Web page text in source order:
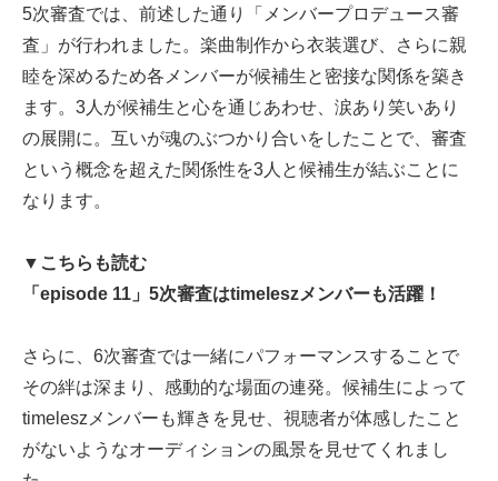
5次審査では、前述した通り「メンバープロデュース審
査」が行われました。楽曲制作から衣装選び、さらに親
睦を深めるため各メンバーが候補生と密接な関係を築き
ます。3人が候補生と心を通じあわせ、涙あり笑いあり
の展開に。互いが魂のぶつかり合いをしたことで、審査
という概念を超えた関係性を3人と候補生が結ぶことに
なります。
▼こちらも読む
「episode 11」5次審査はtimeleszメンバーも活躍！
さらに、6次審査では一緒にパフォーマンスすることで
その絆は深まり、感動的な場面の連発。候補生によって
timeleszメンバーも輝きを見せ、視聴者が体感したこと
がないようなオーディションの風景を見せてくれまし